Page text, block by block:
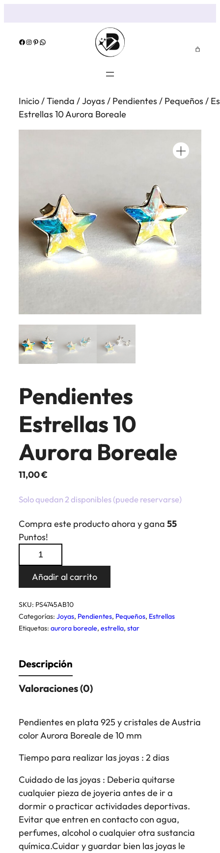
contenido
Facebook Instagram Pinterest WhatsApp
Inicio/Tienda /Joyas / Pendientes / Pequeños /
Estrellas 10 Aurora Boreale
Pendientes
Estrellas 10
Aurora Boreale
11,00€
Solo quedan 2 disponibles (puede reservarse)
Compra este producto ahora y gana 55
Puntos!
Pendientes
Estrellas
Aurora
Boreale
cantidad
Añadir al carrito
SKU: PS4745AB10
Categorías: Joyas, Pendientes, Pequeños, Estrellas
Etiquetas: aurora boreale, estrella, star
Descripción
Valoraciones (0)
Pendientes en plata 925 y cristales de Austria
color Aurora Boreale de 10 mm
Tiempo para realizar las joyas : 2 dias
Cuidado de las joyas : Deberia quitarse
cualquier pieza de joyeria antes de ir a
dormir o practicar actividades deportivas.
Evitar que entren en contacto con agua,
perfumes, alcohol o cualquier otra sustancia
química.Cuidar y guardar bien las joyas le